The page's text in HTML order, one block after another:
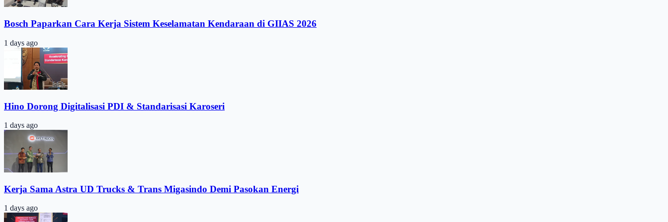
Bosch Paparkan Cara Kerja Sistem Keselamatan Kendaraan di GIIAS 2026
1 days ago
Hino Dorong Digitalisasi PDI & Standarisasi Karoseri
1 days ago
Kerja Sama Astra UD Trucks & Trans Migasindo Demi Pasokan Energi
1 days ago